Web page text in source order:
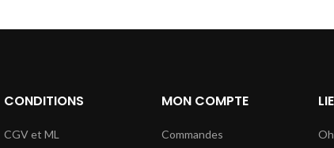
CONDITIONS
CGV et ML
MON COMPTE
Commandes